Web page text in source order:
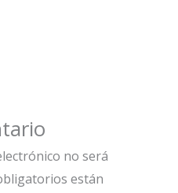
no será
están